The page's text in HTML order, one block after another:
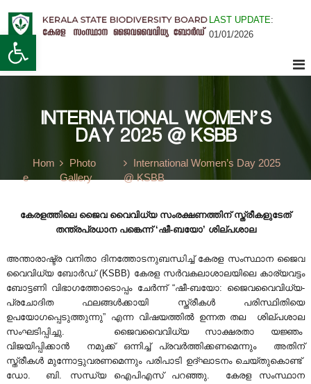
Open toolbar
i
o
t
K
e
r
a
B
d
i
v
e
r
s
i
t
K
LAST UPDATE:
01/01/2026
INTERNATIONAL WOMEN’S
DAY 2025 @ KSBB
Hom
e
Photo
Gallery
International Women’s Day 2025
@ KSBB
കേരളത്തിലെ ജൈവ വൈവിധ്യ സംരക്ഷണത്തിന് സ്ത്രീകളുടേത്
തന്ത്രപ്രധാന പങ്കെന്ന് ‘ഷീ-ബയോ’ ശില്പശാല
അന്താരാഷ്ട്ര വനിതാ ദിനത്തോടനുബന്ധിച്ച് കേരള സംസ്ഥാന ജൈവ
വൈവിധ്യ ബോർഡ് (KSBB) കേരള സർവകലാശാലയിലെ കാര്യവട്ടം
ബോട്ടണി വിഭാഗത്തോടൊപ്പം ചേർന്ന് “ഷീ-ബയോ: ജൈവവൈവിധ്യ-
പ്രചോദിത ഫലങ്ങൾക്കായി സ്ത്രീകൾ പരിസ്ഥിതിയെ
ഉപയോഗപ്പെടുത്തുന്നു” എന്ന വിഷയത്തിൽ ഉന്നത തല ശില്പശാല
സംഘടിപ്പിച്ചു. ജൈവവൈവിധ്യ സാക്ഷരതാ യജ്ഞം
വിജയിപ്പിക്കാൻ നമുക്ക് ഒന്നിച്ച് പ്രവർത്തിക്കണമെന്നും അതിന്
സ്ത്രീകൾ മുന്നോട്ടുവരണമെന്നും പരിപാടി ഉദ്ഘാടനം ചെയ്തുകൊണ്ട്
ഡോ. ബി. സന്ധ്യ ഐപിഎസ് പറഞ്ഞു. കേരള സംസ്ഥാന